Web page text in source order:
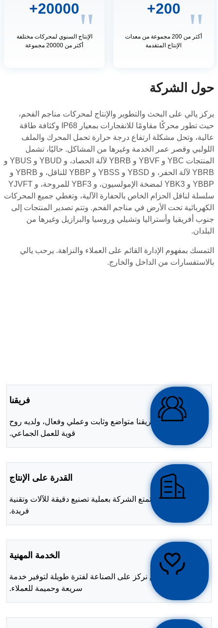
"
200+
أكثر من 200 مجموعة من معدات
الإنتاج المتقدمة
"
20000+
الإنتاج السنوي لمحركات مختلفة
أكثر من 20000 مجموعة
حول الشركة
يركز يالي على البحث والتطوير والإنتاج لمحركات مناجم الفحم،
حيث تطور محركًا مقاومًا للانفجارات بمعيار IP68 وكثافة طاقة
عالية، وتحل مشكلة ارتفاع درجة حرارة تحمل المحرك والملف
اللولبي وقصر عمر الخدمة وغيرها من المشاكل. حاليًا، تشمل
المنتجات YBC و YBVF و YBRB لآلة الحصاد، و YBUD و YBUS و
YBRB لآلة الحفر، و YBSD و YBSS و YBBP للناقل، و YBRB و
YBBP و YBK3 لمضخة الإمولسيون، و YBF3 للمروحة، و YJVFT
سلسلة لناقل الحزام الخاص بالحفارة الآلية، وتغطي جميع المحركات
الكهربائية تحت الأرض في مناجم الفحم. وتتم تصدير المنتجات إلى
جنوب أفريقيا وأستراليا وتشيلي وروسيا والبرازيل وغيرها من
البلدان.
التمسك بمفهوم الإدارة القائم على العملاء والنزاهة. يرحب يالي
بالاستفسارات من الداخل والخارج.
فريقنا
فريقنا متواضع وثابت وعملي وفعال، ولديه روح
قوية للعمل الجماعي.
القدرة على الإنتاج
تتمتع الشركة بعملية تصنيع دقيقة للآلات وتقنية
فريدة.
الخدمة المهنية
نحن نركز على الصناعة لفترة طويلة لتوفير خدمة
سريعة وحميمة للعملاء.